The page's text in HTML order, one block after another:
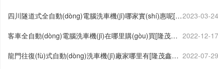
四川隧道式全自動(dòng)電腦洗車機(jī)哪家實(shí)惠呢[隆2023-03-
客車全自動(dòng)電腦洗車機(jī)在哪里購(gòu)買[隆茂鑫 2022-12-
龍門往復(fù)式自動(dòng)洗車機(jī)廠家哪里有[隆茂鑫晟] 2022-07-